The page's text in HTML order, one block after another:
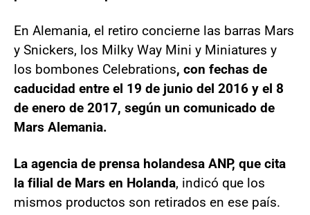
En Alemania, el retiro concierne las barras Mars
y Snickers, los Milky Way Mini y Miniatures y
los bombones Celebrations, con fechas de
caducidad entre el 19 de junio del 2016 y el 8
de enero de 2017, según un comunicado de
Mars Alemania.
La agencia de prensa holandesa ANP, que cita
la filial de Mars en Holanda, indicó que los
mismos productos son retirados en ese país.